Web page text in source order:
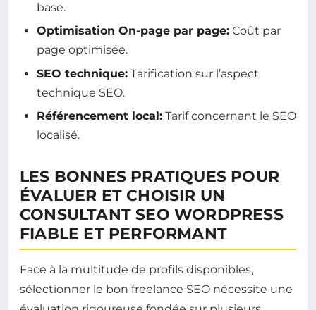
base.
Optimisation On-page par page: Coût par
page optimisée.
SEO technique: Tarification sur l’aspect
technique SEO.
Référencement local: Tarif concernant le SEO
localisé.
LES BONNES PRATIQUES POUR
ÉVALUER ET CHOISIR UN
CONSULTANT SEO WORDPRESS
FIABLE ET PERFORMANT
Face à la multitude de profils disponibles,
sélectionner le bon freelance SEO nécessite une